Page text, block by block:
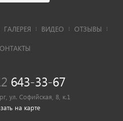
ГАЛЕРЕЯ ВИДЕО ОТЗЫВЫ
643-33-67
ул. Софийская, 8, к.1
на карте